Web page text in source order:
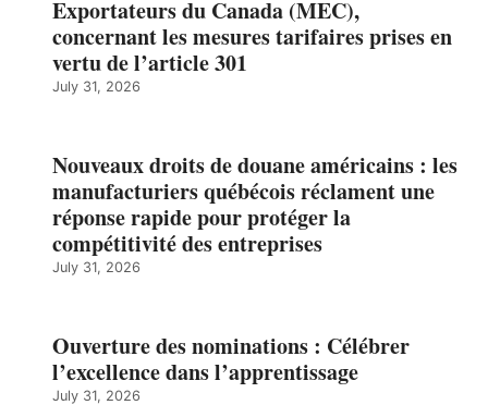
Exportateurs du Canada (MEC),
concernant les mesures tarifaires prises en
vertu de l’article 301
July 31, 2026
Nouveaux droits de douane américains : les
manufacturiers québécois réclament une
réponse rapide pour protéger la
compétitivité des entreprises
July 31, 2026
Ouverture des nominations : Célébrer
l’excellence dans l’apprentissage
July 31, 2026